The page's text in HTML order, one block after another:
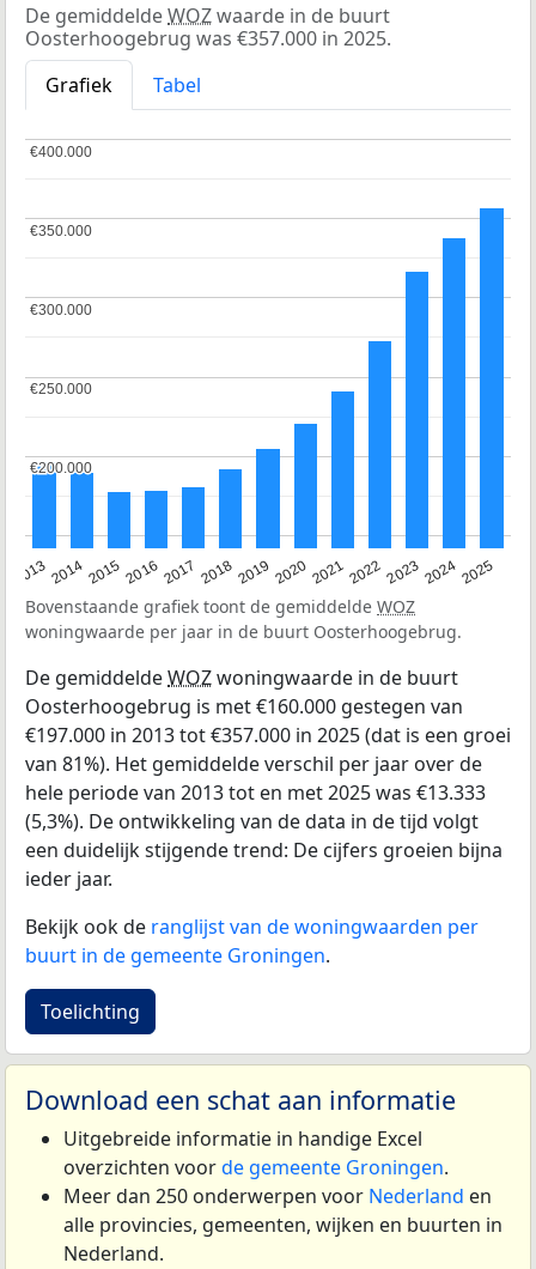
De gemiddeldeWOZwaarde in de buurt
Oosterhoogebrug was €357.000 in 2025.
Grafiek
Tabel
20132014201520162017 20182019 202020212022202320242025
€200.000
€200.000
€250.000
€250.000
€300.000
€300.000
€350.000
€350.000
€400.000
€400.000
Bovenstaande grafiek toont de gemiddelde WOZ
woningwaarde per jaar in de buurt Oosterhoogebrug.
De gemiddeldeWOZwoningwaarde in de buurt
Oosterhoogebrug is met €160.000 gestegen van
€197.000 in 2013 tot €357.000 in 2025 (dat is een groei
van 81%). Het gemiddelde verschil per jaar over de
hele periode van 2013 tot en met 2025 was €13.333
(5,3%). De ontwikkeling van de data in de tijd volgt
een duidelijk stijgende trend: De cijfers groeien bijna
ieder jaar.
Bekijk ook de ranglijst van de woningwaarden per
buurt in de gemeente Groningen.
Toelichting
Download een schat aan informatie
Uitgebreide informatie in handige Excel
overzichten voorde gemeente Groningen.
Meer dan 250 onderwerpen voor Nederland en
alle provincies, gemeenten, wijken en buurten in
Nederland.